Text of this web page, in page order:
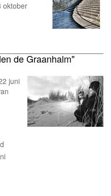
oktober
de Graanhalm"
juni